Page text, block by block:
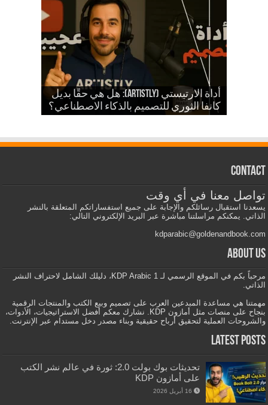
أداة الارتيستي (Artistly): هل هي حقًا بديل
كانفا الثوري للتصميم بالذكاء الاصطناعي؟
الذكاء الاصطناعي في الكي دي بي
شرح أداة ارتيستلي 4: دليلك الشامل
للذكاء الاصطناعي في تصميمات KDP
والمزيد
Contact
تواصل معنا في أي وقت
يسعدنا استقبال رسائلكم والإجابة على جميع استفساراتكم المتعلقة بالنشر
الذاتي. يمكنكم مراسلتنا مباشرة عبر البريد الإلكتروني التالي:
kdparabic@goldenandbook.com
About us
مرحباً بكم في الموقع الرسمي لـ KDP Arabic 1، دليلك الشامل لاحتراف النشر
الذاتي.
مهمتنا هي مساعدة المبدعين العرب على تصميم وبيع الكتب والمنتجات الرقمية
بنجاح على منصات مثل أمازون KDP. نشارك معكم أفضل الاستراتيجيات، الأدوات،
والشروحات العملية لتحقيق أرباح حقيقية وبناء مصدر دخل مستدام عبر الإنترنت.
Latest Posts
تحديثات بوك بولت 2.0: ثورة في عالم نشر الكتب
على أمازون KDP
16 أبريل 2026